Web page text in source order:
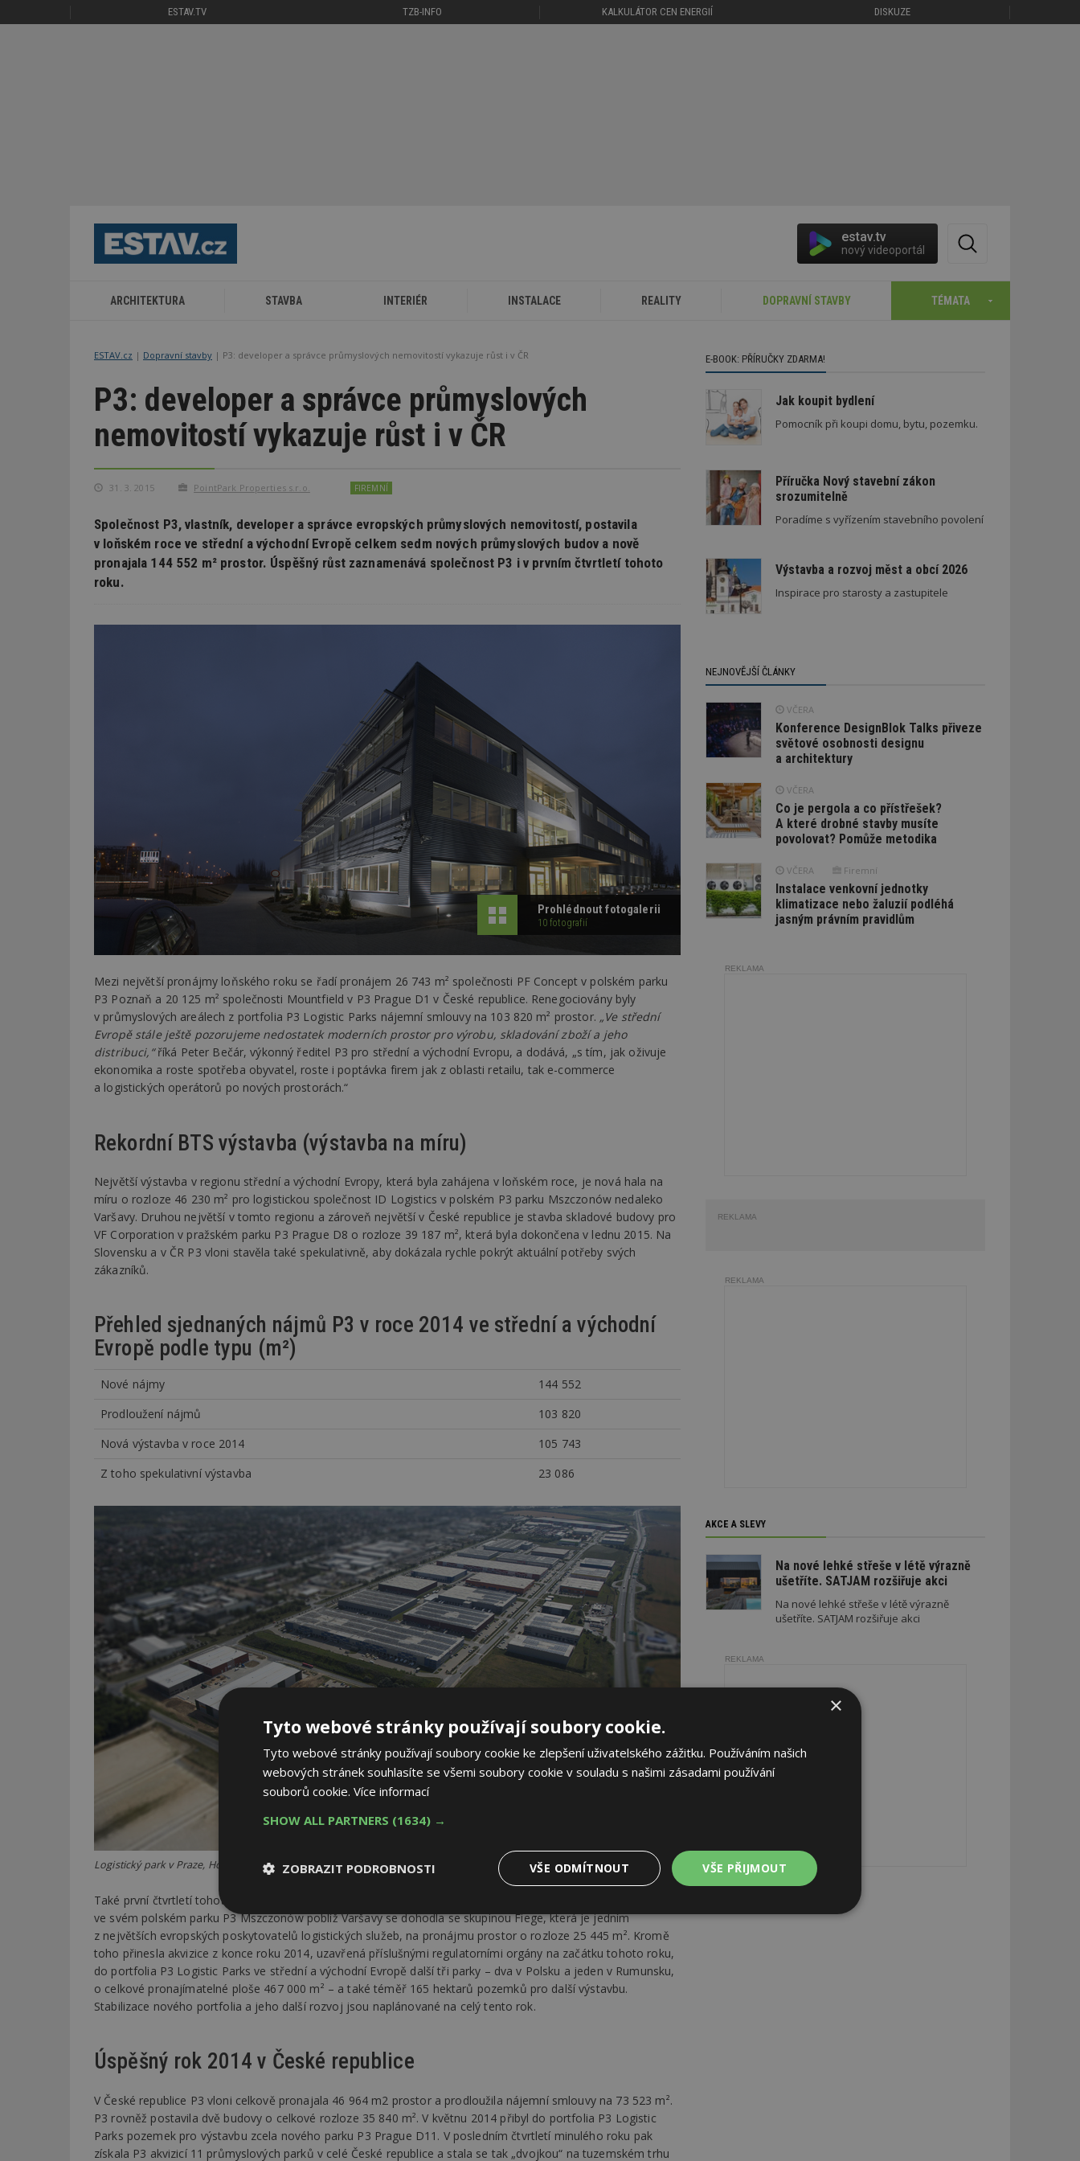
ESTAV.TV TZB-INFO KALKULÁTOR CEN ENERGIÍ DISKUZE
estav.tv
nový videoportál
ARCHITEKTURA STAVBA INTERIÉR INSTALACE REALITY DOPRAVNÍ STAVBY TÉMATA
ESTAV.cz Dopravní stavby P3: developer a správce průmyslových nemovitostí vykazuje růst i v ČR
P3: developer a správce průmyslových
nemovitostí vykazuje růst i v ČR
31. 3. 2015 PointPark Properties s.r.o. FIREMNÍ
Společnost P3, vlastník, developer a správce evropských průmyslových nemovitostí, postavila
v loňském roce ve střední a východní Evropě celkem sedm nových průmyslových budov a nově
pronajala 144 552 m² prostor. Úspěšný růst zaznamenává společnost P3 i v prvním čtvrtletí tohoto
roku.
Prohlédnout fotogalerii
10 fotografií
Mezi největší pronájmy loňského roku se řadí pronájem 26 743 m² společnosti PF Concept v polském parku
P3 Poznaň a 20 125 m² společnosti Mountfield v P3 Prague D1 v České republice. Renegociovány byly
v průmyslových areálech z portfolia P3 Logistic Parks nájemní smlouvy na 103 820 m² prostor. „Ve střední
Evropě stále ještě pozorujeme nedostatek moderních prostor pro výrobu, skladování zboží a jeho
distribuci,“říká Peter Bečár, výkonný ředitel P3 pro střední a východní Evropu, a dodává, „s tím, jak oživuje
ekonomika a roste spotřeba obyvatel, roste i poptávka firem jak z oblasti retailu, tak e-commerce
a logistických operátorů po nových prostorách.“
Rekordní BTS výstavba (výstavba na míru)
Největší výstavba v regionu střední a východní Evropy, která byla zahájena v loňském roce, je nová hala na
míru o rozloze 46 230 m² pro logistickou společnost ID Logistics v polském P3 parku Mszczonów nedaleko
Varšavy. Druhou největší v tomto regionu a zároveň největší v České republice je stavba skladové budovy pro
VF Corporation v pražském parku P3 Prague D8 o rozloze 39 187 m², která byla dokončena v lednu 2015. Na
Slovensku a v ČR P3 vloni stavěla také spekulativně, aby dokázala rychle pokrýt aktuální potřeby svých
zákazníků.
Přehled sjednaných nájmů P3 v roce 2014 ve střední a východní
Evropě podle typu (m²)
Nové nájmy
144 552
Prodloužení nájmů
103 820
Nová výstavba v roce 2014
105 743
Z toho spekulativní výstavba
23 086
Logistický park v Praze, Horních Počernicích
Také první čtvrtletí tohoto roku bylo ve společnosti P3 ve znamení úspěšných obchodních transakcí. Například
ve svém polském parku P3 Mszczonów poblíž Varšavy se dohodla se skupinou Fiege, která je jedním
z největších evropských poskytovatelů logistických služeb, na pronájmu prostor o rozloze 25 445 m². Kromě
toho přinesla akvizice z konce roku 2014, uzavřená příslušnými regulatorními orgány na začátku tohoto roku,
do portfolia P3 Logistic Parks ve střední a východní Evropě další tři parky – dva v Polsku a jeden v Rumunsku,
o celkové pronajímatelné ploše 467 000 m² – a také téměř 165 hektarů pozemků pro další výstavbu.
Stabilizace nového portfolia a jeho další rozvoj jsou naplánované na celý tento rok.
Úspěšný rok 2014 v České republice
V České republice P3 vloni celkově pronajala 46 964 m2 prostor a prodloužila nájemní smlouvy na 73 523 m².
P3 rovněž postavila dvě budovy o celkové rozloze 35 840 m². V květnu 2014 přibyl do portfolia P3 Logistic
Parks pozemek pro výstavbu zcela nového parku P3 Prague D11. V posledním čtvrtletí minulého roku pak
získala P3 akvizicí 11 průmyslových parků v celé České republice a stala se tak „dvojkou“ na tuzemském trhu
E-BOOK: PŘÍRUČKY ZDARMA!
Jak koupit bydlení
Pomocník při koupi domu, bytu, pozemku.
Příručka Nový stavební zákon
srozumitelně
Poradíme s vyřízením stavebního povolení
Výstavba a rozvoj měst a obcí 2026
Inspirace pro starosty a zastupitele
NEJNOVĚJŠÍ ČLÁNKY
VČERA
Konference DesignBlok Talks přiveze
světové osobnosti designu
a architektury
VČERA
Co je pergola a co přístřešek?
A které drobné stavby musíte
povolovat? Pomůže metodika
VČERA Firemní
Instalace venkovní jednotky
klimatizace nebo žaluzií podléhá
jasným právním pravidlům
REKLAMA
REKLAMA
REKLAMA
AKCE A SLEVY
Na nové lehké střeše v létě výrazně
ušetříte. SATJAM rozšiřuje akci
Na nové lehké střeše v létě výrazně
ušetříte. SATJAM rozšiřuje akci
REKLAMA
×
Tyto webové stránky používají soubory cookie.
Tyto webové stránky používají soubory cookie ke zlepšení uživatelského zážitku. Používáním našich
webových stránek souhlasíte se všemi soubory cookie v souladu s našimi zásadami používání
souborů cookie. Více informací
SHOW ALL PARTNERS (1634) →
VŠE PŘIJMOUT
VŠE ODMÍTNOUT
ZOBRAZIT PODROBNOSTI
Nezbytně
nutné soubory
Výkonové
soubory
Soubory cílení
Funkční
soubory
Nezařazené
Nezbytně nutné soubory cookie umožňují základní funkce webových stránek, jako je přihlášení uživatele a správa účtu.
Název
Provider
Doména
Vyprší Popis
_hjIncludedInPageviewSample
Hotjar Ltd
www.estav.cz
minuty
Tento soubor cookie je nastaven tak, aby informoval
Hotjar o tom, zda je tento návštěvník zahrnut do